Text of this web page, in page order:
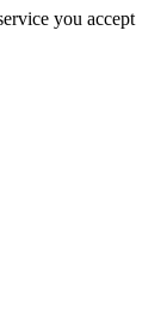
you accept